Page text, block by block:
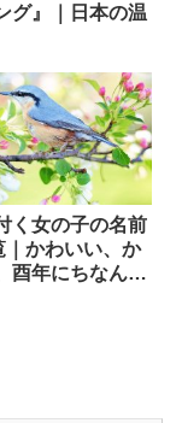
グ』｜日本の温
く女の子の名前
｜かわいい、か
酉年にちなんだ